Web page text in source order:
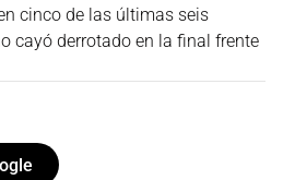
cinco de las últimas seis
cayó derrotado en la final frente